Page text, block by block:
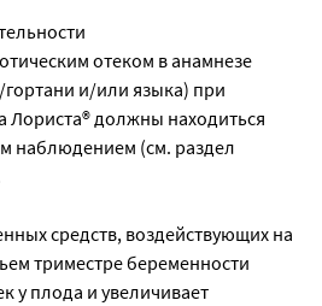
отеком в анамнезе
гортани и/или языка) при
Лориста® должны находиться
наблюдением (см. раздел
средств, воздействующих на
триместре беременности
у плода и увеличивает